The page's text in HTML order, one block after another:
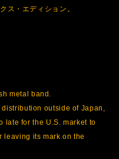
ス・エディション。
metal band.
outside of Japan,
late for the U.S. market to
leaving its mark on the